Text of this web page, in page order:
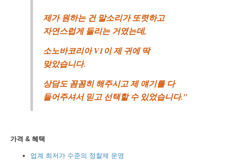
제가 원하는 건 말소리가 또렷하고
자연스럽게 들리는 거였는데,
소노바코리아 V1이 제 귀에 딱
맞았습니다.
상담도 꼼꼼히 해주시고 제 얘기를 다
들어주셔서 믿고 선택할 수 있었습니다.”
가격 & 혜택
업계 최저가 수준의 정찰제 운영